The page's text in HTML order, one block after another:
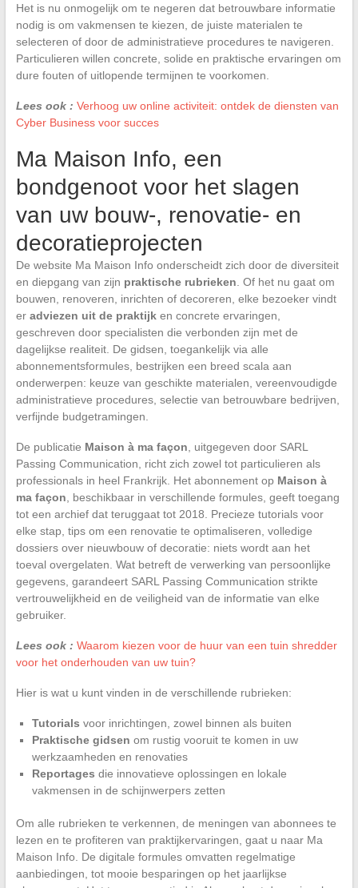
Het is nu onmogelijk om te negeren dat betrouwbare informatie
nodig is om vakmensen te kiezen, de juiste materialen te
selecteren of door de administratieve procedures te navigeren.
Particulieren willen concrete, solide en praktische ervaringen om
dure fouten of uitlopende termijnen te voorkomen.
Lees ook : Verhoog uw online activiteit: ontdek de diensten van
Cyber Business voor succes
Ma Maison Info, een
bondgenoot voor het slagen
van uw bouw-, renovatie- en
decoratieprojecten
De website Ma Maison Info onderscheidt zich door de diversiteit
en diepgang van zijn praktische rubrieken . Of het nu gaat om
bouwen, renoveren, inrichten of decoreren, elke bezoeker vindt
er adviezen uit de praktijken concrete ervaringen,
geschreven door specialisten die verbonden zijn met de
dagelijkse realiteit. De gidsen, toegankelijk via alle
abonnementsformules, bestrijken een breed scala aan
onderwerpen: keuze van geschikte materialen, vereenvoudigde
administratieve procedures, selectie van betrouwbare bedrijven,
verfijnde budgetramingen.
De publicatie Maison à ma façon , uitgegeven door SARL
Passing Communication, richt zich zowel tot particulieren als
professionals in heel Frankrijk. Het abonnement op Maison à
ma façon , beschikbaar in verschillende formules, geeft toegang
tot een archief dat teruggaat tot 2018. Precieze tutorials voor
elke stap, tips om een renovatie te optimaliseren, volledige
dossiers over nieuwbouw of decoratie: niets wordt aan het
toeval overgelaten. Wat betreft de verwerking van persoonlijke
gegevens, garandeert SARL Passing Communication strikte
vertrouwelijkheid en de veiligheid van de informatie van elke
gebruiker.
Lees ook : Waarom kiezen voor de huur van een tuin shredder
voor het onderhouden van uw tuin?
Hier is wat u kunt vinden in de verschillende rubrieken:
Tutorials voor inrichtingen, zowel binnen als buiten
Praktische gidsen om rustig vooruit te komen in uw
werkzaamheden en renovaties
Reportages die innovatieve oplossingen en lokale
vakmensen in de schijnwerpers zetten
Om alle rubrieken te verkennen, de meningen van abonnees te
lezen en te profiteren van praktijkervaringen, gaat u naar Ma
Maison Info. De digitale formules omvatten regelmatige
aanbiedingen, tot mooie besparingen op het jaarlijkse